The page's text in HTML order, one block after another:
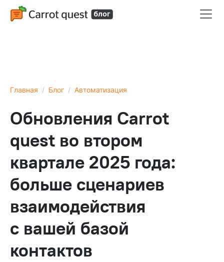
Главная Блог Автоматизация
Обновления Carrot
quest во втором
квартале 2025 года:
больше сценариев
взаимодействия
с вашей базой
контактов